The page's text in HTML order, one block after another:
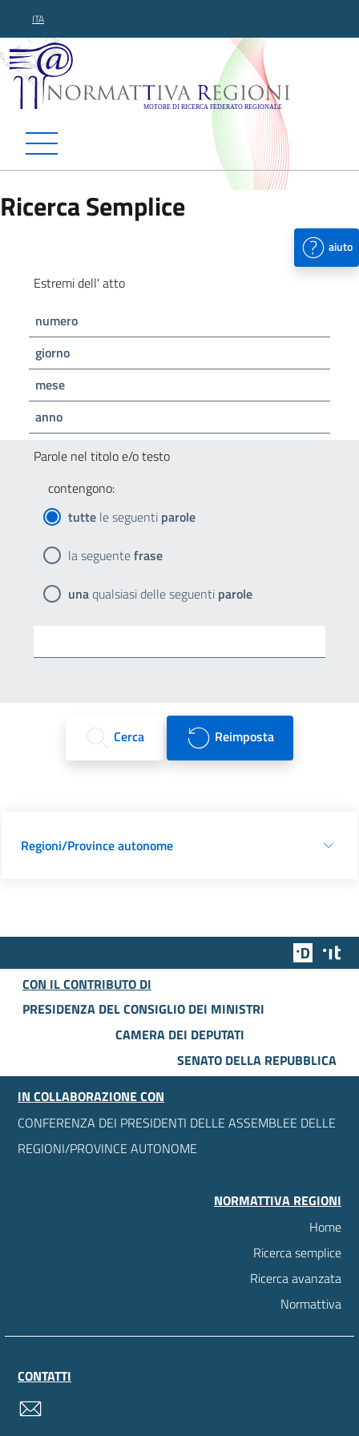
ITA
Normattiva Regioni -
Ricerca Semplice
aiuto
Estremi dell' atto
numero
giorno
mese
anno
Parole nel titolo e/o testo
contengono:
tutte le seguenti parole
la seguentefrase
unaqualsiasi delle seguenti parole
Cerca Reimposta
Regioni/Province autonome
Team
CON IL CONTRIBUTO DI
PRESIDENZA DEL CONSIGLIO DEI MINISTRI
CAMERA DEI DEPUTATI
SENATO DELLA REPUBBLICA
IN COLLABORAZIONE CON
CONFERENZA DEI PRESIDENTI DELLE ASSEMBLEE DELLE
REGIONI/PROVINCE AUTONOME
NORMATTIVA REGIONI
Home
Ricerca semplice
Ricerca avanzata
Normattiva
CONTATTI